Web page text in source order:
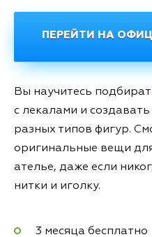
ПЕРЕЙТИ НА
Вы научитесь
с лекалами и
разных типов фигур.
оригинальные вещи
ателье, даже если
нитки и иголку.
3 месяца бесплатно